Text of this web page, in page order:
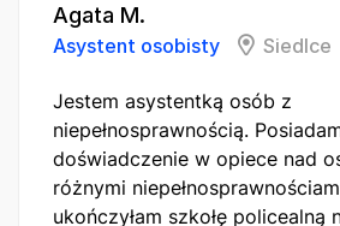
Agata M.
Asystent osobisty Siedlce
Jestem asystentką osób z
niepełnosprawnością.
doświadczenie w opiece nad
różnymi
ukończyłam szkołę policealną